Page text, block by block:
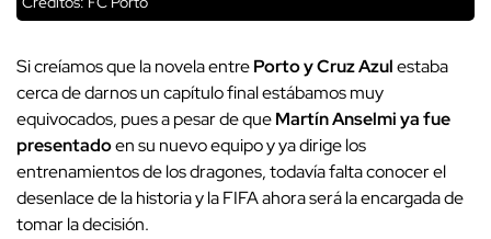
Si creíamos que la novela entrePorto y Cruz Azulestaba
cerca de darnos un capítulo final estábamos muy
equivocados, pues a pesar de queMartín Anselmi ya fue
presentadoen su nuevo equipo y ya dirige los
entrenamientos de los dragones, todavía falta conocer el
desenlace de la historia y la FIFA ahora será la encargada de
tomar la decisión.